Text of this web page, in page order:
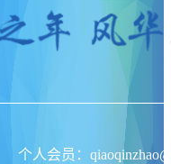
个人会员：